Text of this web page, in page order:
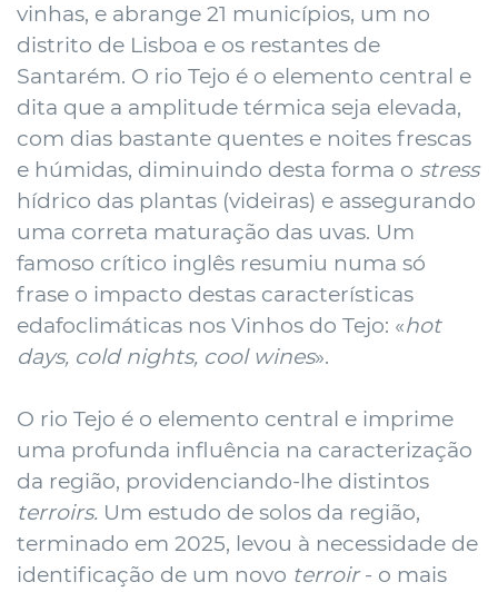
vinhas, e abrange 21 municípios, um no
distrito de Lisboa e os restantes de
Santarém. O rio Tejo é o elemento central e
dita que a amplitude térmica seja elevada,
com dias bastante quentes e noites frescas
e húmidas, diminuindo desta forma o stress
hídrico das plantas (videiras) e assegurando
uma correta maturação das uvas. Um
famoso crítico inglês resumiu numa só
frase o impacto destas características
edafoclimáticas nos Vinhos do Tejo: «hot
days, cold nights, cool wines».
O rio Tejo é o elemento central e imprime
uma profunda influência na caracterização
da região, providenciando-lhe distintos
terroirs. Um estudo de solos da região,
terminado em 2025, levou à necessidade de
identificação de um novo terroir- o mais